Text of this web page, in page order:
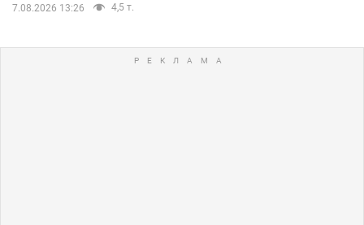
7.08.2026 13:26 4,5 т.